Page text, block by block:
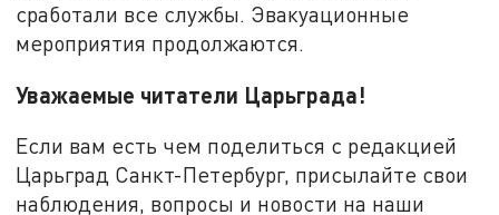
сработали все службы. Эвакуационные
мероприятия продолжаются.
Уважаемые читатели Царьграда!
Если вам есть чем поделиться с редакцией
Царьград Санкт-Петербург, присылайте свои
наблюдения, вопросы и новости на наши